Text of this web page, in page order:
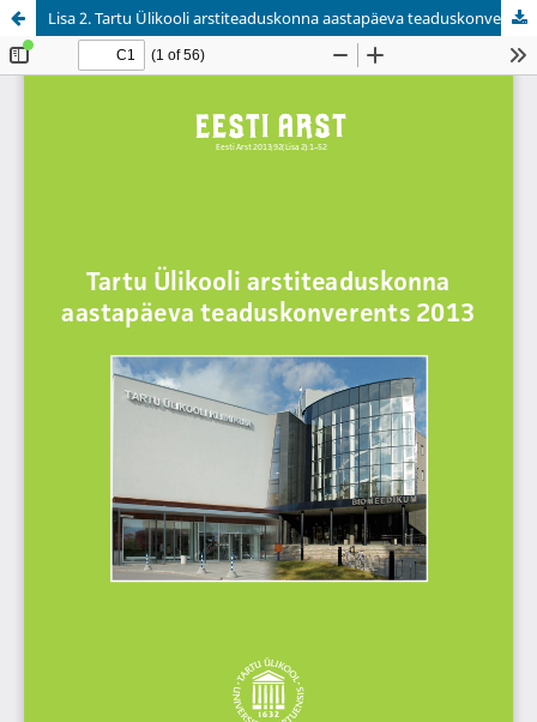
Lisa 2. Tartu Ülikooli arstiteaduskonna aastapäeva teaduskonverents 2013